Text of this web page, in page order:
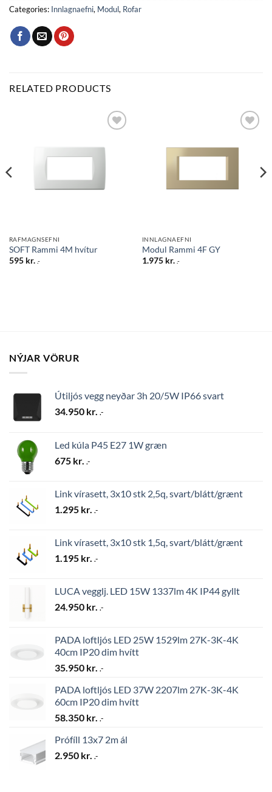
Categories: Innlagnaefni, Modul, Rofar
RELATED PRODUCTS
við á
RAFMAGNSEFNI
SOFT Rammi 4M hvítur
595 kr. .-
við á
INNLAGNAEFNI
Modul Rammi 4F GY
1.975 kr. .-
NÝJAR VÖRUR
Útiljós vegg neyðar 3h 20/5W IP66 svart
34.950 kr. .-
Led kúla P45 E27 1W græn
675 kr. .-
Link vírasett, 3x10 stk 2,5q, svart/blátt/grænt
1.295 kr. .-
Link vírasett, 3x10 stk 1,5q, svart/blátt/grænt
1.195 kr. .-
LUCA vegglj. LED 15W 1337lm 4K IP44 gyllt
24.950 kr. .-
PADA loftljós LED 25W 1529lm 27K-3K-4K
40cm IP20 dim hvítt
35.950 kr. .-
PADA loftljós LED 37W 2207lm 27K-3K-4K
60cm IP20 dim hvítt
58.350 kr. .-
Prófíll 13x7 2m ál
2.950 kr. .-